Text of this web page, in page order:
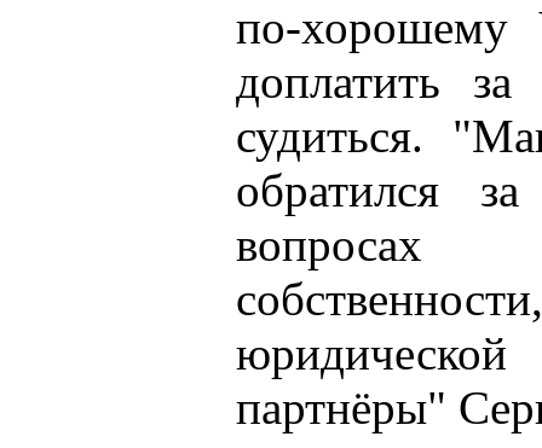
по-
доплатить
судиться.
обратился
вопросах
партнёры"